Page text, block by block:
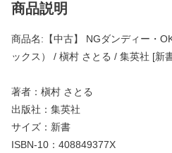
商品説明
商品名:【中古】 NGダンディー・
ックス） / 槇村 さとる / 集英社 [新
著者：槇村 さとる
出版社：集英社
サイズ：新書
ISBN-10：408849377X